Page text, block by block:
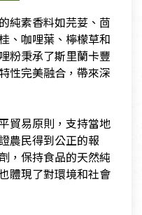
純素香料如芫荽、茴
、咖哩葉、檸檬草和
粉秉承了斯里蘭卡豐
性完美融合，帶來深
貿易原則，支持當地
農民得到公正的報
，保持食品的天然純
體現了對環境和社會